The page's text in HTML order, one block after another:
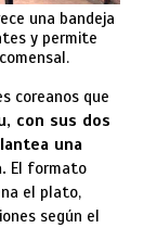
una bandeja
y permite
coreanos que
con sus dos
una
El formato
el plato,
según el